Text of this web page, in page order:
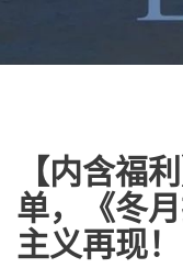
【内含福
单，《冬
主义再现！